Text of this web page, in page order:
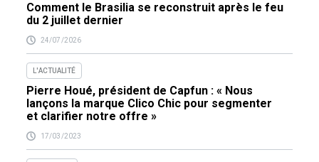
Comment le Brasilia se reconstruit après le feu
du 2 juillet dernier
24/07/2026
L'ACTUALITÉ
Pierre Houé, président de Capfun : « Nous
lançons la marque Clico Chic pour segmenter
et clarifier notre offre »
17/03/2023